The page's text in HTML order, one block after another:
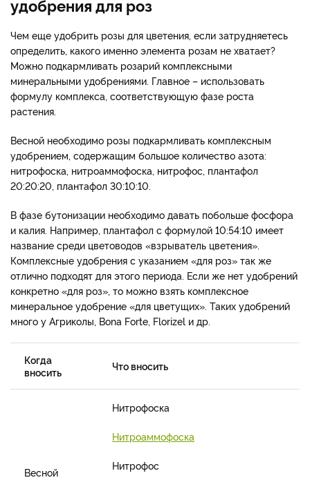
удобрения для роз
Чем еще удобрить розы для цветения, если затрудняетесь
определить, какого именно элемента розам не хватает?
Можно подкармливать розарий комплексными
минеральными удобрениями. Главное – использовать
формулу комплекса, соответствующую фазе роста
растения.
Весной необходимо розы подкармливать комплексным
удобрением, содержащим большое количество азота:
нитрофоска, нитроаммофоска, нитрофос, плантафол
20:20:20, плантафол 30:10:10.
В фазе бутонизации необходимо давать побольше фосфора
и калия. Например, плантафол с формулой 10:54:10 имеет
название среди цветоводов «взрыватель цветения».
Комплексные удобрения с указанием «для роз» так же
отлично подходят для этого периода. Если же нет удобрений
конкретно «для роз», то можно взять комплексное
минеральное удобрение «для цветущих». Таких удобрений
много у Агриколы, Bona Forte, Florizel и др.
Когда
вносить
Что вносить
Весной
Нитрофоска
Нитроаммофоска
Нитрофос